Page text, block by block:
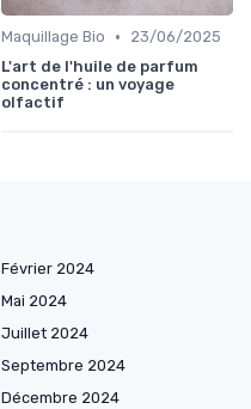
Maquillage Bio •
23/06/2025
L'art de l'huile de parfum
concentré : un voyage
olfactif
Février 2024
Mai 2024
Juillet 2024
Septembre 2024
Décembre 2024